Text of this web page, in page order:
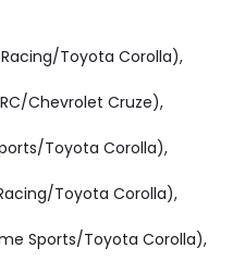
Toyota Corolla),
Chevrolet Cruze),
Toyota Corolla),
Toyota Corolla),
Sports/Toyota Corolla),